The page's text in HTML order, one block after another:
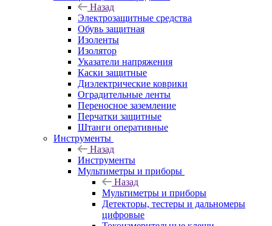
Назад
Электрозащитные средства
Обувь защитная
Изоленты
Изолятор
Указатели напряжения
Каски защитные
Диэлектрические коврики
Оградительные ленты
Переносное заземление
Перчатки защитные
Штанги оперативные
Инструменты
Назад
Инструменты
Мультиметры и приборы
Назад
Мультиметры и приборы
Детекторы, тестеры и дальномеры
цифровые